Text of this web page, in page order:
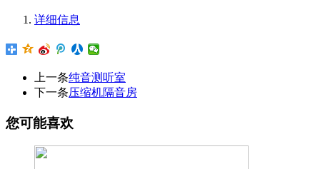
详细信息
上一条纯音测听室
下一条压缩机隔音房
您可能喜欢